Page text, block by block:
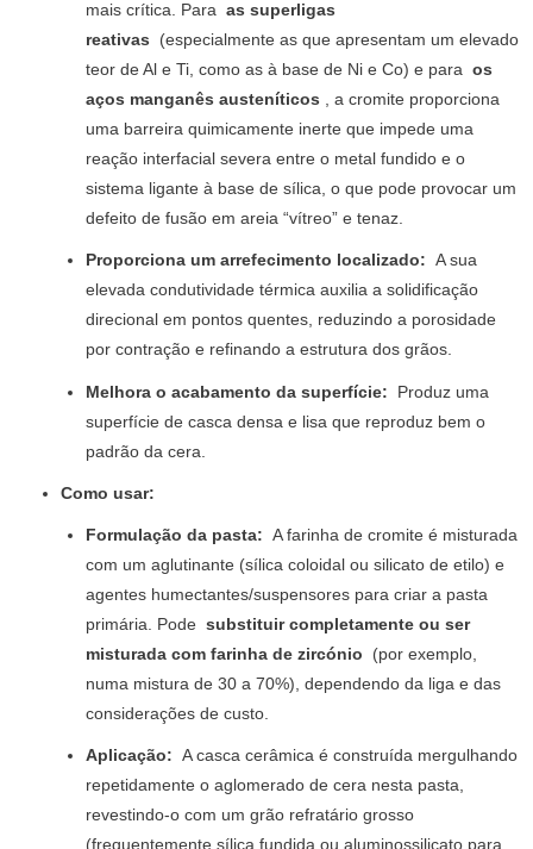
mais crítica. Para as superligas
reativas (especialmente as que apresentam um elevado
teor de Al e Ti, como as à base de Ni e Co) e para os
aços manganês austeníticos , a cromite proporciona
uma barreira quimicamente inerte que impede uma
reação interfacial severa entre o metal fundido e o
sistema ligante à base de sílica, o que pode provocar um
defeito de fusão em areia “vítreo” e tenaz.
Proporciona um arrefecimento localizado: A sua
elevada condutividade térmica auxilia a solidificação
direcional em pontos quentes, reduzindo a porosidade
por contração e refinando a estrutura dos grãos.
Melhora o acabamento da superfície: Produz uma
superfície de casca densa e lisa que reproduz bem o
padrão da cera.
Como usar:
Formulação da pasta: A farinha de cromite é misturada
com um aglutinante (sílica coloidal ou silicato de etilo) e
agentes humectantes/suspensores para criar a pasta
primária. Pode substituir completamente ou ser
misturada com farinha de zircónio (por exemplo,
numa mistura de 30 a 70%), dependendo da liga e das
considerações de custo.
Aplicação: A casca cerâmica é construída mergulhando
repetidamente o aglomerado de cera nesta pasta,
revestindo-o com um grão refratário grosso
(frequentemente sílica fundida ou aluminossilicato para